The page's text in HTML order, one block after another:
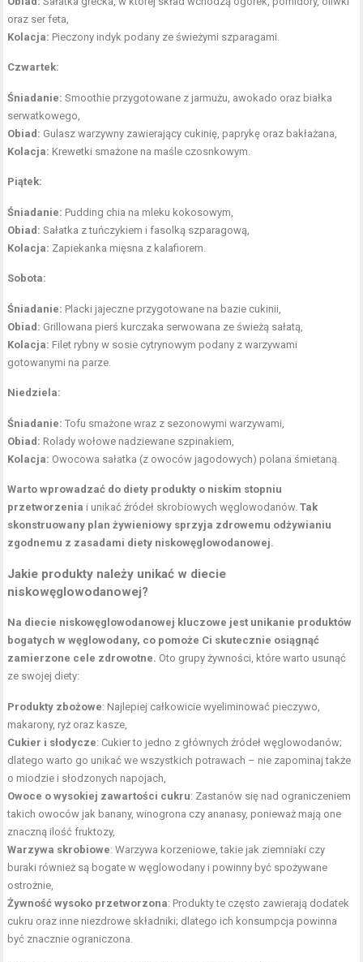
oraz ser feta,
Kolacja: Pieczony indyk podany ze świeżymi szparagami.
Czwartek:
Śniadanie: Smoothie przygotowane z jarmużu, awokado oraz białka
serwatkowego,
Obiad: Gulasz warzywny zawierający cukinię, paprykę oraz bakłażana,
Kolacja: Krewetki smażone na maśle czosnkowym.
Piątek:
Śniadanie: Pudding chia na mleku kokosowym,
Obiad: Sałatka z tuńczykiem i fasolką szparagową,
Kolacja: Zapiekanka mięsna z kalafiorem.
Sobota:
Śniadanie: Placki jajeczne przygotowane na bazie cukinii,
Obiad: Grillowana pierś kurczaka serwowana ze świeżą sałatą,
Kolacja: Filet rybny w sosie cytrynowym podany z warzywami
gotowanymi na parze.
Niedziela:
Śniadanie: Tofu smażone wraz z sezonowymi warzywami,
Obiad: Rolady wołowe nadziewane szpinakiem,
Kolacja: Owocowa sałatka (z owoców jagodowych) polana śmietaną.
Warto wprowadzać do diety produkty o niskim stopniu
przetworzenia i unikać źródeł skrobiowych węglowodanów.Tak
skonstruowany plan żywieniowy sprzyja zdrowemu odżywianiu
zgodnemu z zasadami diety niskowęglowodanowej.
Jakie produkty należy unikać w diecie
niskowęglowodanowej?
Na diecie niskowęglowodanowej kluczowe jest unikanie produktów
bogatych w węglowodany, co pomoże Ci skutecznie osiągnąć
zamierzone cele zdrowotne. Oto grupy żywności, które warto usunąć
ze swojej diety:
Produkty zbożowe: Najlepiej całkowicie wyeliminować pieczywo,
makarony, ryż oraz kasze,
Cukier i słodycze: Cukier to jedno z głównych źródeł węglowodanów;
dlatego warto go unikać we wszystkich potrawach – nie zapominaj także
o miodzie i słodzonych napojach,
Owoce o wysokiej zawartości cukru: Zastanów się nad ograniczeniem
takich owoców jak banany, winogrona czy ananasy, ponieważ mają one
znaczną ilość fruktozy,
Warzywa skrobiowe: Warzywa korzeniowe, takie jak ziemniaki czy
buraki również są bogate w węglowodany i powinny być spożywane
ostrożnie,
Żywność wysoko przetworzona: Produkty te często zawierają dodatek
cukru oraz inne niezdrowe składniki; dlatego ich konsumpcja powinna
być znacznie ograniczona.